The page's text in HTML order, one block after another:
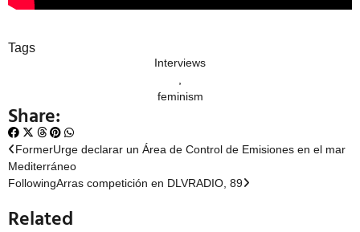
Tags
Interviews
,
feminism
Share:
FormerUrge declarar un Área de Control de Emisiones en el mar
Mediterráneo
FollowingArras competición en DLVRADIO, 89
Related